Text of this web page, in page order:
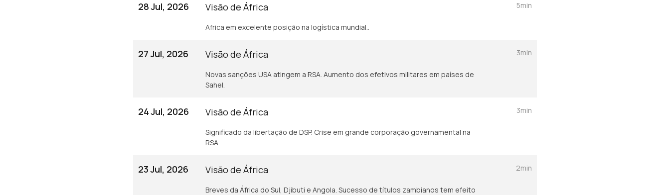
28 Jul, 2026 Visão de África
Africa em excelente posição na logística mundial..
5min
27 Jul, 2026 Visão de África
Novas sanções USA atingem a RSA. Aumento dos efetivos militares em países de
Sahel.
3min
24 Jul, 2026 Visão de África
Significado da libertação de DSP. Crise em grande corporação governamental na
RSA.
3min
23 Jul, 2026 Visão de África
Breves da África do Sul, Djibuti e Angola. Sucesso de títulos zambianos tem efeito
2min